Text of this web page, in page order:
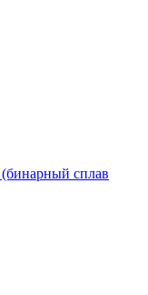
сплав